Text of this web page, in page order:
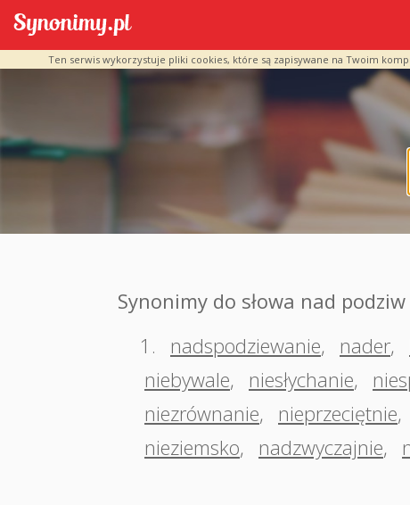
Ten serwis wykorzystuje pliki cookies, które są zapisywane na Twoim
Synonimy do słowa nad podziw
1.
nadspodziewanie, nader,
niebywale, niesłychanie,
niezrównanie, nieprzeciętnie,
nieziemsko, nadzwyczajnie,